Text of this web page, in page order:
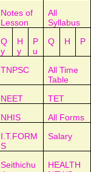
Notes of
Lesson
All
Syllabus
Q
y
H
y
P
u
Q H P
TNPSC
All Time
Table
NEET
TET
NHIS
All Forms
I.T.FORM
S
Salary
Seithichu
HEALTH